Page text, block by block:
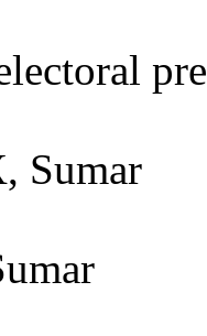
Sumar